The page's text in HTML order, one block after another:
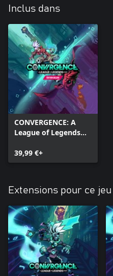
Inclus dans
CONVERGENCE: A
League of Legends
39,99 €+
Extensions pour ce jeu